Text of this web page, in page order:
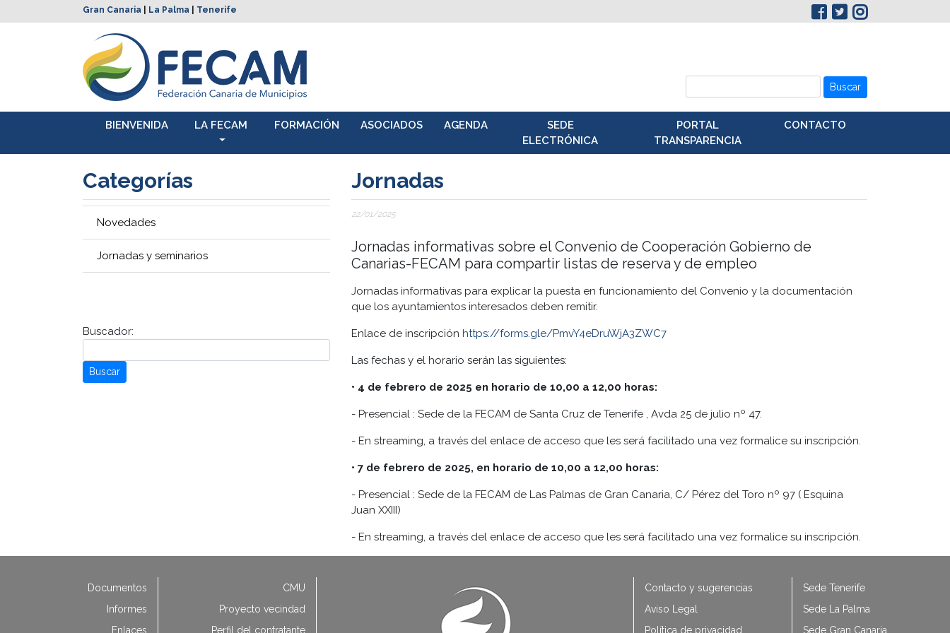
Gran Canaria La Palma Tenerife
Buscar
BIENVENIDA LA FECAM FORMACIÓN ASOCIADOS AGENDA
SEDE
ELECTRÓNICA
PORTAL
TRANSPARENCIA
CONTACTO
Categorías
Novedades
Jornadas y seminarios
Buscador:
Buscar
Jornadas
22/01/2025
Jornadas informativas sobre el Convenio de Cooperación Gobierno de
Canarias-FECAM para compartir listas de reserva y de empleo
Jornadas informativas para explicar la puesta en funcionamiento del Convenio y la documentación
que los ayuntamientos interesados deben remitir.
Enlace de inscripción https://forms.gle/PmvY4eDruWjA3ZWC7
Las fechas y el horario serán las siguientes:
• 4 de febrero de 2025 en horario de 10,00 a 12,00 horas:
- Presencial : Sede de la FECAM de Santa Cruz de Tenerife , Avda 25 de julio nº 47.
- En streaming, a través del enlace de acceso que les será facilitado una vez formalice su inscripción.
• 7 de febrero de 2025, en horario de 10,00 a 12,00 horas:
- Presencial : Sede de la FECAM de Las Palmas de Gran Canaria, C/ Pérez del Toro nº 97 ( Esquina
Juan XXIII)
- En streaming, a través del enlace de acceso que les será facilitado una vez formalice su inscripción.
Documentos
Informes
Enlaces
CMU
Proyecto vecindad
Perfil del contratante
Contacto y sugerencias
Aviso Legal
Política de privacidad
Sede Tenerife
Sede La Palma
Sede Gran Canaria